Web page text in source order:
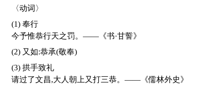
〈动词〉
(1) 奉行
今予惟恭行天之罚。——《书·甘誓》
(2) 又如:恭承(敬奉)
(3) 拱手致礼
请过了文昌,大人朝上又打三恭。——《儒林外史》